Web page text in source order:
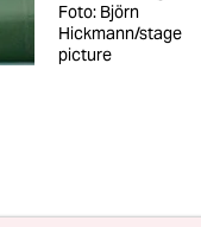
Foto: Björn
Hickmann/stage
picture